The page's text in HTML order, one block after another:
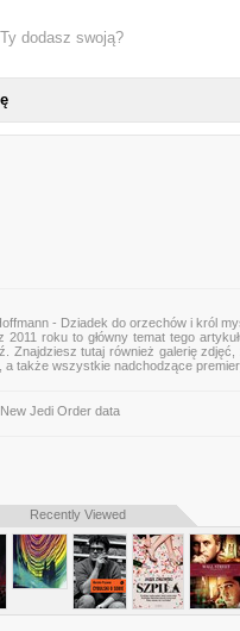
dodasz swoją?
- Dziadek do orzechów i król
2011 roku to główny temat tego
Znajdziesz tutaj również galerię zdjęć,
także wszystkie nadchodzące
Jedi Order data
NOWA KSIĄŻKA E. T.
Recently Viewed